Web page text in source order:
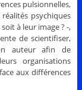
pulsionnelles,
psychiques
à leur image ? -,
de scientifiser,
auteur afin de
organisations
aux différences